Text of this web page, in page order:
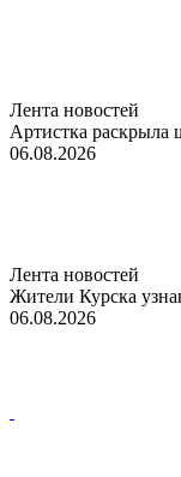
Лента новостей
Артистка раскрыла
06.08.2026
Лента новостей
Жители Курска
06.08.2026